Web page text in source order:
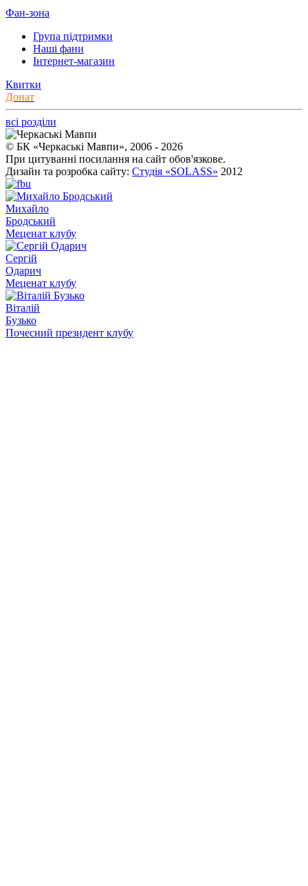
Фан-зона
Група підтримки
Наші фани
Інтернет-магазин
Квитки
Донат
всі розділи
© БК «Черкаські Мавпи», 2006 - 2026
При цитуванні посилання на сайт обов'язкове.
Дизайн та розробка сайту: Студія «SOLASS» 2012
Михайло
Бродський
Меценат клубу
Сергій
Одарич
Меценат клубу
Віталій
Бузько
Почесний президент клубу